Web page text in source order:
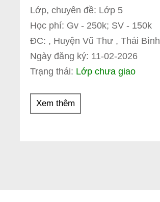
Lớp, chuyên đề: Lớp 5
Học phí: Gv - 250k; SV - 150k
ĐC: , Huyện Vũ Thư , Thái Bình
Ngày đăng ký: 11-02-2026
Trạng thái: Lớp chưa giao
Xem thêm